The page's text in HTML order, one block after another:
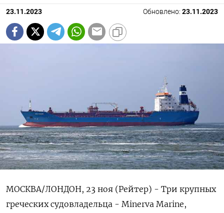
23.11.2023 Обновлено: 23.11.2023
МОСКВА/ЛОНДОН, 23 ноя (Рейтер) - Три крупных
греческих судовладельца - Minerva Marine,